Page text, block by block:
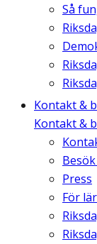
Så
Kontakt &
Kontakt &
Press
För